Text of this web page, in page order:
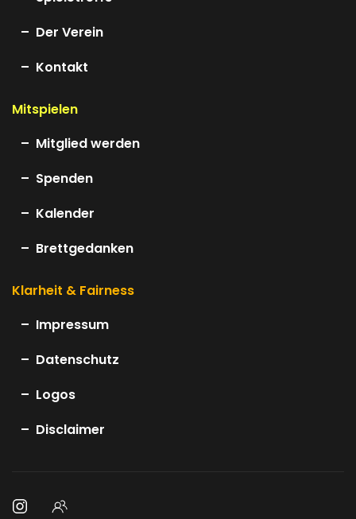
Der Verein
Kontakt
Mitspielen
Mitglied werden
Spenden
Kalender
Brettgedanken
Klarheit & Fairness
Impressum
Datenschutz
Logos
Disclaimer